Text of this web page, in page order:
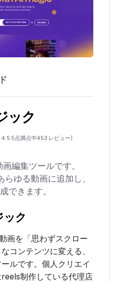
ック
4.5 5点満点中453 レビュー)
編集ツールです。
ゆる動画に追加し、
できます。
ック
画を「思わずスクロー
コンテンツに変える、
ルです。個人クリエイ
制作している代理店